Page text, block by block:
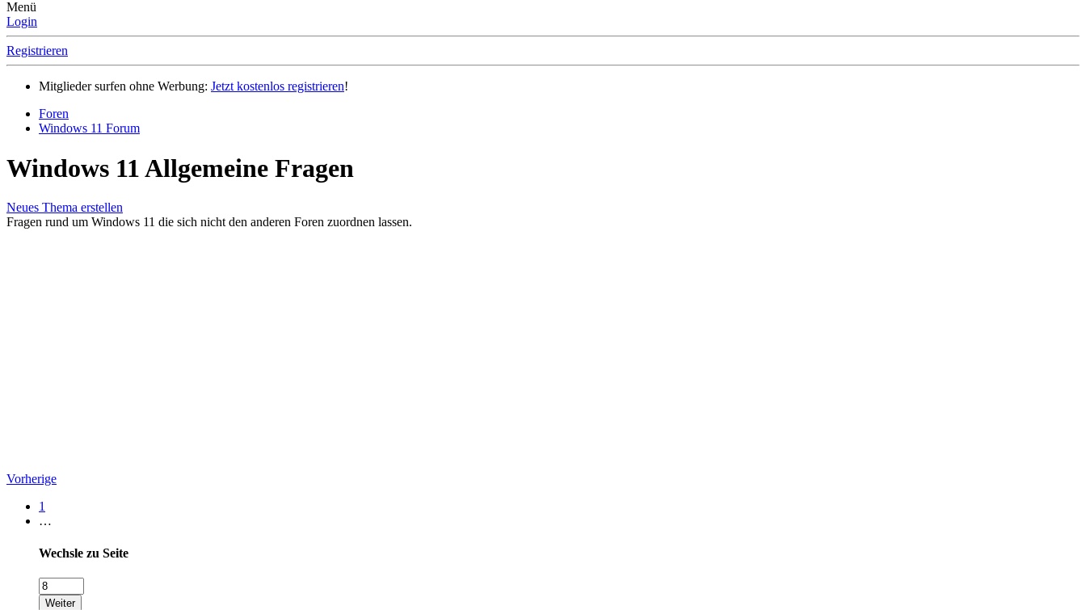
Menü
Login
Registrieren
Mitglieder surfen ohne Werbung: Jetzt kostenlos registrieren!
Foren
Windows 11 Forum
Windows 11 Allgemeine Fragen
Neues Thema erstellen
Fragen rund um Windows 11 die sich nicht den anderen Foren zuordnen lassen.
Vorherige
1
…
Wechsle zu Seite
Weiter